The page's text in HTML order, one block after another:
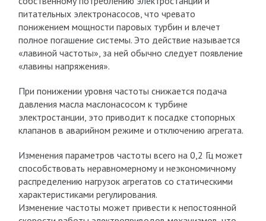
питательных электронасосов, что чревато
понижением мощности паровых турбин и влечет
полное погашение системы. Это действие называется
«лавиной частоты», за ней обычно следует появление
«лавины напряжения».
При понижении уровня частоты снижается подача
давления масла маслонасосом к турбине
электростанции, это приводит к посадке стопорных
клапанов в аварийном режиме и отключению агрегата.
Изменения параметров частоты всего на 0,2 Гц может
способствовать неравномерному и неэкономичному
распределению нагрузок агрегатов со статическими
характеристиками регулирования.
Изменение частоты может привести к непостоянной